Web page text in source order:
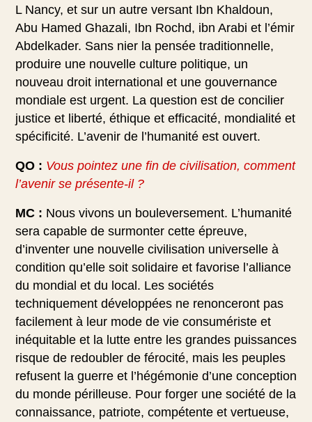
L Nancy, et sur un autre versant Ibn Khaldoun,
Abu Hamed Ghazali, Ibn Rochd, ibn Arabi et l’émir
Abdelkader. Sans nier la pensée traditionnelle,
produire une nouvelle culture politique, un
nouveau droit international et une gouvernance
mondiale est urgent. La question est de concilier
justice et liberté, éthique et efficacité, mondialité et
spécificité. L’avenir de l’humanité est ouvert.
QO : Vous pointez une fin de civilisation, comment
l’avenir se présente-il ?
MC : Nous vivons un bouleversement. L’humanité
sera capable de surmonter cette épreuve,
d’inventer une nouvelle civilisation universelle à
condition qu’elle soit solidaire et favorise l’alliance
du mondial et du local. Les sociétés
techniquement développées ne renonceront pas
facilement à leur mode de vie consumériste et
inéquitable et la lutte entre les grandes puissances
risque de redoubler de férocité, mais les peuples
refusent la guerre et l’hégémonie d’une conception
du monde périlleuse. Pour forger une société de la
connaissance, patriote, compétente et vertueuse,